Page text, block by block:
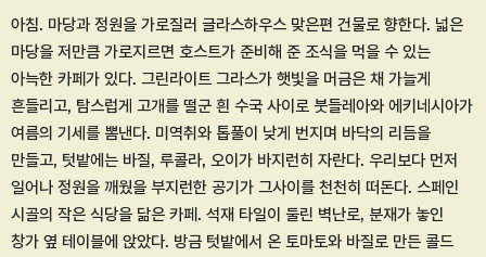
아침. 마당과 정원을 가로질러 글라스하우스 맞은편 건물로 향한다. 넓은
마당을 저만큼 가로지르면 호스트가 준비해 준 조식을 먹을 수 있는
아늑한 카페가 있다. 그린라이트 그라스가 햇빛을 머금은 채 가늘게
흔들리고, 탐스럽게 고개를 떨군 흰 수국 사이로 붓들레아와 에키네시아가
여름의 기세를 뽐낸다. 미역취와 톱풀이 낮게 번지며 바닥의 리듬을
만들고, 텃밭에는 바질, 루콜라, 오이가 바지런히 자란다. 우리보다 먼저
일어나 정원을 깨웠을 부지런한 공기가 그사이를 천천히 떠돈다. 스페인
시골의 작은 식당을 닮은 카페. 석재 타일이 둘린 벽난로, 분재가 놓인
창가 옆 테이블에 앉았다. 방금 텃밭에서 온 토마토와 바질로 만든 콜드